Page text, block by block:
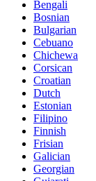
Bengali
Bosnian
Bulgarian
Cebuano
Chichewa
Corsican
Croatian
Dutch
Estonian
Filipino
Finnish
Frisian
Galician
Georgian